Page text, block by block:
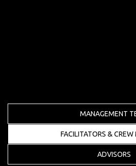
MANAGEMENT
FACILITATORS & CREW
ADVISORS